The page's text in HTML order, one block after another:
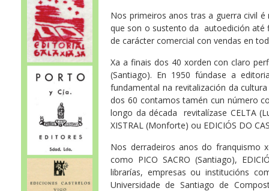
Nos primeiros anos tras a guerra civil
que son o sustento da autoedición até
de carácter comercial con vendas en
Xa a finais dos 40 xorden con claro
(Santiago). En 1950 fúndase a
fundamental na revitalización da
dos 60 contamos tamén cun número
longo da década revitalízase CELTA
XISTRAL (Monforte) ou EDICIÓS DO
Nos derradeiros anos do franquismo
como PICO SACRO (Santiago),
librarías, empresas ou institucións
Universidade de Santiago de